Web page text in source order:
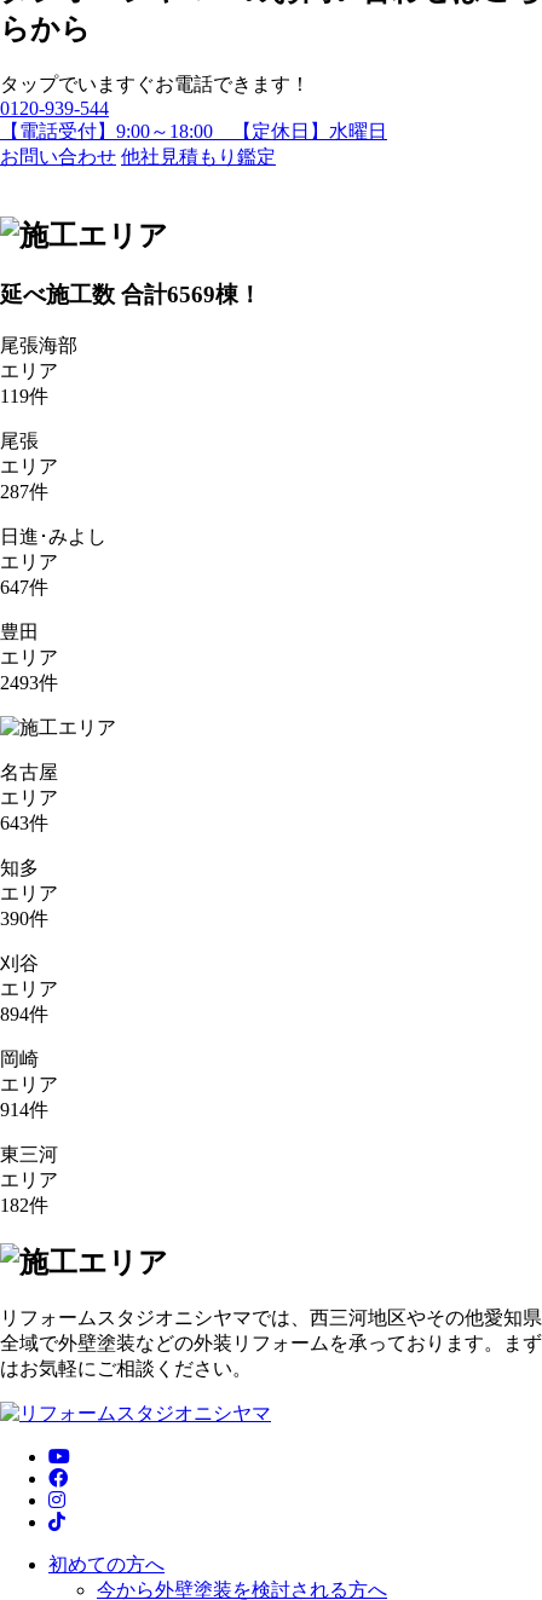
タップでいますぐお電話できます！
0120-939-544
【電話受付】9:00～18:00 【定休日】水曜日
お問い合わせ 他社見積もり鑑定
延べ施工数 合計6569棟！
尾張海部
エリア
119件
尾張
エリア
287件
日進･みよし
エリア
647件
豊田
エリア
2493件
名古屋
エリア
643件
知多
エリア
390件
刈谷
エリア
894件
岡崎
エリア
914件
東三河
エリア
182件
リフォームスタジオニシヤマでは、西三河地区やその他愛知県
全域で外壁塗装などの外装リフォームを承っております。まず
はお気軽にご相談ください。
初めての方へ
今から外壁塗装を検討される方へ